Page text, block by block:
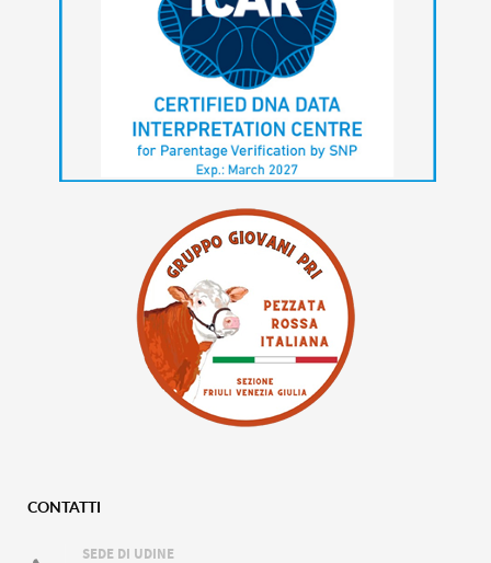
CONTATTI
SEDE DI UDINE